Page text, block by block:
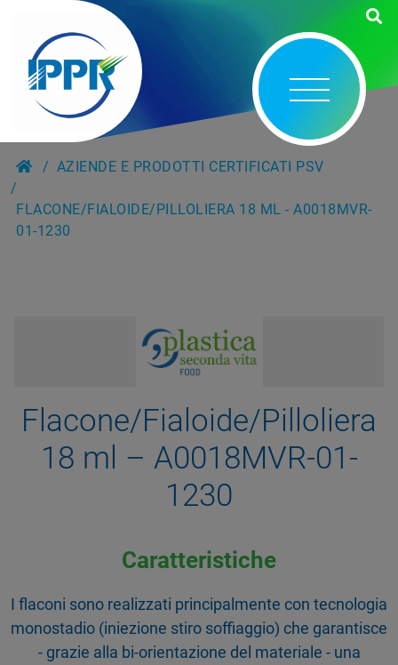
AZIENDE E PRODOTTI CERTIFICATI PSV
FLACONE/FIALOIDE/PILLOLIERA 18 ML - A0018MVR-
01-1230
Flacone/Fialoide/Pilloliera
18 ml – A0018MVR-01-
1230
Caratteristiche
I flaconi sono realizzati principalmente con tecnologia
monostadio (iniezione stiro soffiaggio) che garantisce
- grazie alla bi-orientazione del materiale - una